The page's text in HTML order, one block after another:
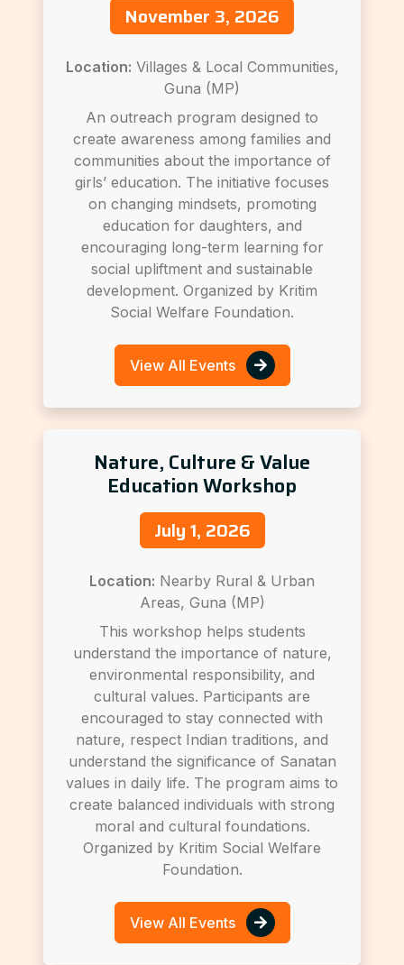
November 3, 2026
Location: Villages & Local Communities,
Guna (MP)
An outreach program designed to
create awareness among families and
communities about the importance of
girls’ education. The initiative focuses
on changing mindsets, promoting
education for daughters, and
encouraging long-term learning for
social upliftment and sustainable
development. Organized by Kritim
Social Welfare Foundation.
View All Events
Nature, Culture & Value
Education Workshop
July 1, 2026
Location: Nearby Rural & Urban
Areas, Guna (MP)
This workshop helps students
understand the importance of nature,
environmental responsibility, and
cultural values. Participants are
encouraged to stay connected with
nature, respect Indian traditions, and
understand the significance of Sanatan
values in daily life. The program aims to
create balanced individuals with strong
moral and cultural foundations.
Organized by Kritim Social Welfare
Foundation.
View All Events